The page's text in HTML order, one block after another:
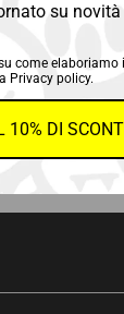
su
come elaboriamo
Privacy policy.
10% DI